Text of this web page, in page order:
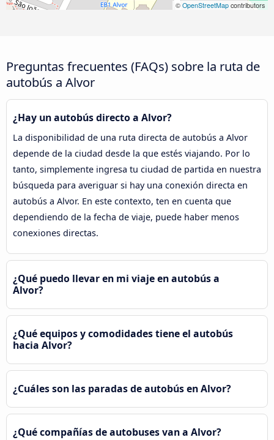
© OpenStreetMap contributors
Preguntas frecuentes (FAQs) sobre la ruta de
autobús a Alvor
¿Hay un autobús directo a Alvor?
La disponibilidad de una ruta directa de autobús a Alvor
depende de la ciudad desde la que estés viajando. Por lo
tanto, simplemente ingresa tu ciudad de partida en nuestra
búsqueda para averiguar si hay una conexión directa en
autobús a Alvor. En este contexto, ten en cuenta que
dependiendo de la fecha de viaje, puede haber menos
conexiones directas.
¿Qué puedo llevar en mi viaje en autobús a
Alvor?
¿Qué equipos y comodidades tiene el autobús
hacia Alvor?
¿Cuáles son las paradas de autobús en Alvor?
¿Qué compañías de autobuses van a Alvor?